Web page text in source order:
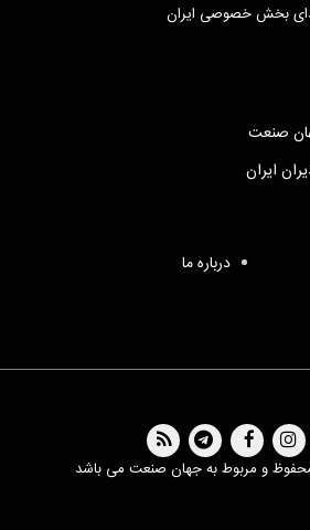
بخش خصوصی ایران
صنعت
ایران
درباره ما
و مربوط به جهان صنعت می باشد